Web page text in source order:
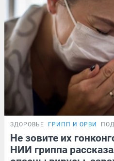
ЗДОРОВЬЕ ГРИПП И ОРВИ
Не зовите их
НИИ гриппа